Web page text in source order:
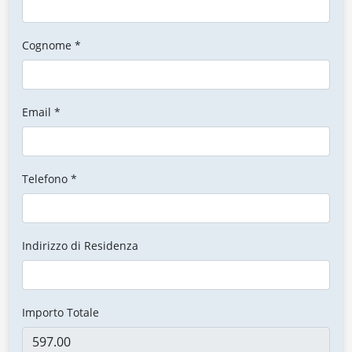
Cognome *
Email *
Telefono *
Indirizzo di Residenza
Importo Totale